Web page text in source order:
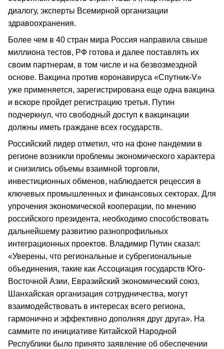
диалогу, эксперты Всемирной организации
здравоохранения.
Более чем в 40 стран мира Россия направила свыше
миллиона тестов, РФ готова и далее поставлять их
своим партнерам, в том числе и на безвозмездной
основе. Вакцина против коронавируса «Спутник-V»
уже применяется, зарегистрирована еще одна вакцина
и вскоре пройдет регистрацию третья. Путин
подчеркнул, что свободный доступ к вакцинации
должны иметь граждане всех государств.
Российский лидер отметил, что на фоне пандемии в
регионе возникли проблемы экономического характера
и снизились объемы взаимной торговли,
инвестиционных обменов, наблюдается рецессия в
ключевых промышленных и финансовых секторах. Для
упрочения экономической кооперации, по мнению
российского президента, необходимо способствовать
дальнейшему развитию разнопрофильных
интеграционных проектов. Владимир Путин сказал:
«Уверены, что региональные и субрегиональные
объединения, такие как Ассоциация государств Юго-
Восточной Азии, Евразийский экономический союз,
Шанхайская организация сотрудничества, могут
взаимодействовать в интересах всего региона,
гармонично и эффективно дополняя друг друга». На
саммите по инициативе Китайской Народной
Республики было принято заявление об обеспечении